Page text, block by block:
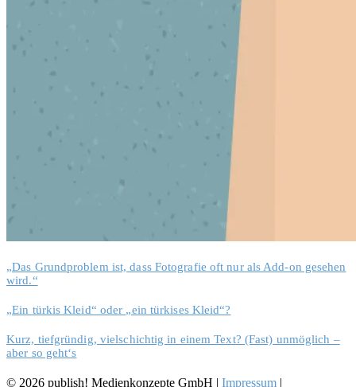
„Das Grundproblem ist, dass Fotografie oft nur als Add-on gesehen
wird.“
„Ein türkis Kleid“ oder „ein türkises Kleid“?
Kurz, tiefgründig, vielschichtig in einem Text? (Fast) unmöglich –
aber so geht‘s
© 2026 publish! Medienkonzepte GmbH | Impressum |